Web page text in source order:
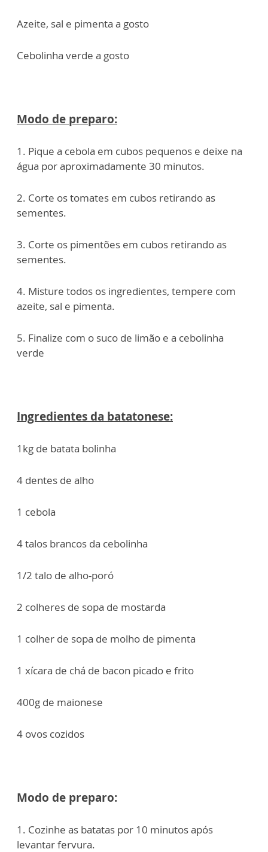
Azeite, sal e pimenta a gosto
Cebolinha verde a gosto
Modo de preparo:
1. Pique a cebola em cubos pequenos e deixe na
água por aproximadamente 30 minutos.
2. Corte os tomates em cubos retirando as
sementes.
3. Corte os pimentões em cubos retirando as
sementes.
4. Misture todos os ingredientes, tempere com
azeite, sal e pimenta.
5. Finalize com o suco de limão e a cebolinha
verde
Ingredientes da batatonese:
1kg de batata bolinha
4 dentes de alho
1 cebola
4 talos brancos da cebolinha
1/2 talo de alho-poró
2 colheres de sopa de mostarda
1 colher de sopa de molho de pimenta
1 xícara de chá de bacon picado e frito
400g de maionese
4 ovos cozidos
Modo de preparo:
1. Cozinhe as batatas por 10 minutos após
levantar fervura.